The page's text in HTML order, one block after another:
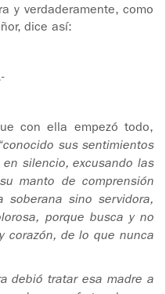
y verdaderamente, como
dice así:
con ella empezó todo,
“conocido sus sentimientos
silencio, excusando las
manto de comprensión
soberana sino servidora,
porque busca y no
corazón, de lo que nunca
debió tratar esa madre a